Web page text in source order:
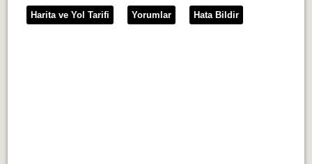
Harita ve Yol Tarifi Yorumlar Hata Bildir